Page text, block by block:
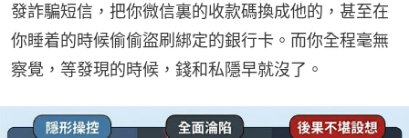
發詐騙短信，把你微信裏的收款碼換成他的，甚至在
你睡着的時候偷偷盜刷綁定的銀行卡。而你全程毫無
察覺，等發現的時候，錢和私隱早就沒了。